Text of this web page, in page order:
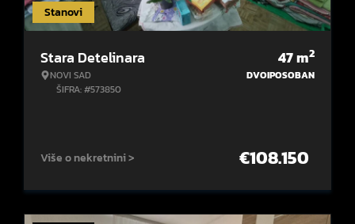
Stanovi
Stara Detelinara
NOVI SAD
ŠIFRA: #573850
47m2
DVOIPOSOBAN
Više o nekretnini > €108.150